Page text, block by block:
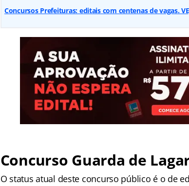
Concursos Prefeituras: editais com centenas de vagas.
Concurso Guarda de
O status atual deste concurso público é o de